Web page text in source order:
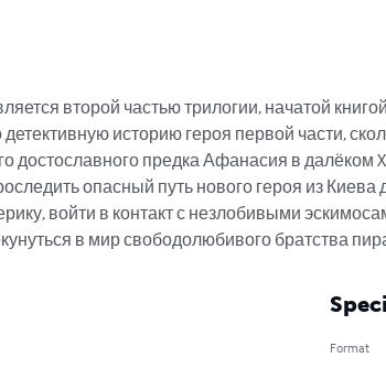
второй частью трилогии, начатой
историю героя первой части,
достославного предка Афанасия в далёком
опасный путь нового героя из Киева
войти в контакт с незлобивыми
в мир свободолюбивого братства
Format